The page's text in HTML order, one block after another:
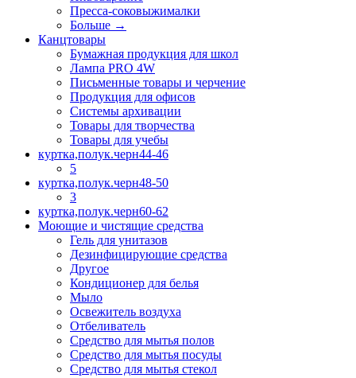
Пресса-соковыжималки
Больше →
Канцтовары
Бумажная продукция для школ
Лампа PRO 4W
Письменные товары и черчение
Продукция для офисов
Системы архивации
Товары для творчества
Товары для учебы
куртка,полук.черн44-46
5
куртка,полук.черн48-50
3
куртка,полук.черн60-62
Моющие и чистящие средства
Гель для унитазов
Дезинфицирующие средства
Другое
Кондиционер для белья
Мыло
Освежитель воздуха
Отбеливатель
Средство для мытья полов
Средство для мытья посуды
Средство для мытья стекол